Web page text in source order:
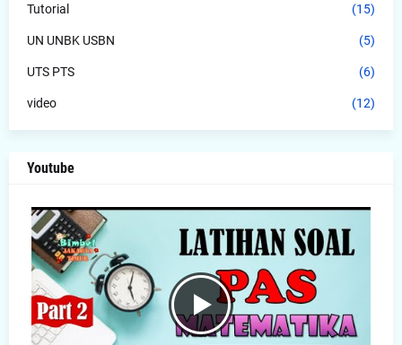
Tutorial (15)
UN UNBK USBN (5)
UTS PTS (6)
video (12)
Youtube